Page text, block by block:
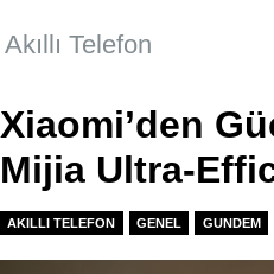
Akıllı Telefon
Xiaomi’den
Mijia Ultra-
AKILLI TELEFON GENEL GUNDEM